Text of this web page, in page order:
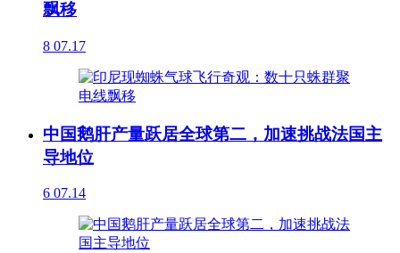
飘移
8 07.17
中国鹅肝产量跃居全球第二，加速挑战法国主
导地位
6 07.14